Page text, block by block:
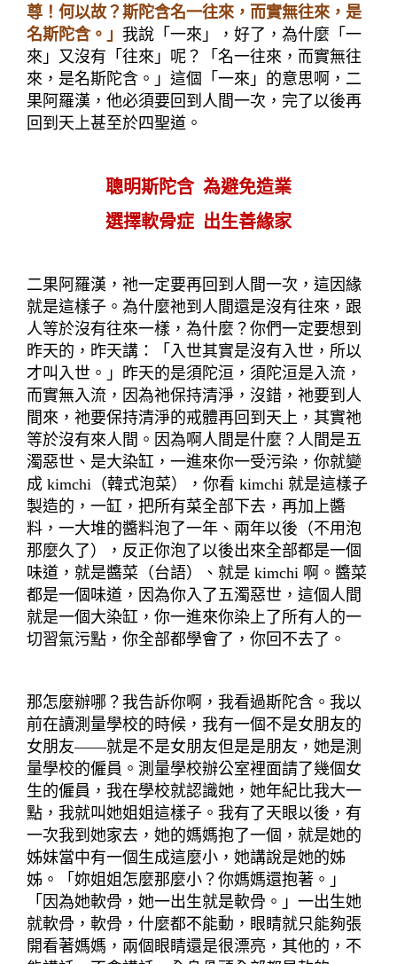
尊！何以故？斯陀含名一往來，而實無往來，是
名斯陀含。」 我說「一來」，好了，為什麼「一
來」又沒有「往來」呢？「名一往來，而實無往
來，是名斯陀含。」這個「一來」的意思啊，二
果 阿羅漢，他必須要回到人間一次，完了以後再
回到天上甚至於四聖道。
聰明斯陀含 為避免造業
選擇軟骨症 出生善緣家
二果阿羅漢，祂一定要再回到人間一次，這因緣
就是這樣子。為什麼祂到人間還是沒有往來，跟
人等於沒有往來一樣，為什麼？你們一定要想到
昨天的，昨天講：「入世其實是沒有入世，所以
才叫入世。」昨天的是須陀洹，須陀洹是入流，
而實無入流，因為祂保持清淨，沒錯，祂要到人
間來，祂要保持清淨的戒體再回到天上，其實祂
等於沒有來人間。因為啊人間是什麼？人間是五
濁惡世、是大染缸，一進來你一受污染，你就變
成 kimchi （韓式泡菜） ，你看 kimchi 就是這樣子
製造的，一缸，把所有菜全部下去，再加上醬
料，一大堆的醬料泡了一年、兩年以後（不用泡
那麼久了），反正你泡了以後出來全部都是一個
味道，就是醬菜（台語）、就是 kimchi 啊。醬菜
都是一個味道，因為你入了五濁惡世，這個人間
就是一個大染缸，你一進來你染上了所有人的一
切習氣污點，你全部都學會了，你回不去了。
那怎麼辦哪？我告訴你啊，我看過斯陀含。我以
前在讀測量學校的時候，我有一個不是女朋友的
女朋友——就是不是女朋友但是是朋友，她是測
量學校的僱員。測量學校辦公室裡面請了幾個女
生的僱員，我在學校就認識她，她年紀比我大一
點，我就叫她姐姐這樣子。我有了天眼以後，有
一次我到她家去，她的媽媽抱了一個，就是她的
姊妹當中有一個生成這麼小，她講說是她的姊
姊。「妳姐姐怎麼那麼小？你媽媽還抱著。」
「因為她軟骨，她一出生就是軟骨。」一出生她
就軟骨，軟骨，什麼都不能動，眼睛就只能夠張
開看著媽媽，兩個眼睛還是很漂亮，其他的，不